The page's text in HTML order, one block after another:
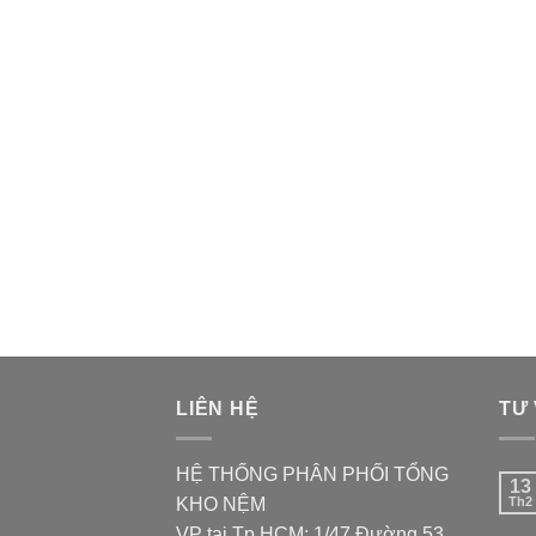
LIÊN HỆ
HỆ THỐNG PHÂN PHỐI TỔNG
KHO NỆM
TƯ
13
Th2